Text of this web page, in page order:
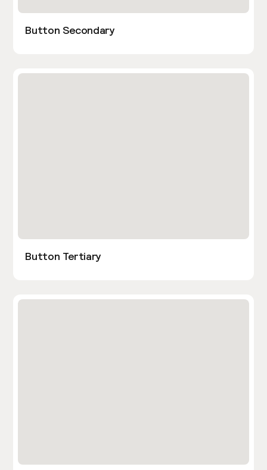
Button Secondary
Button Tertiary